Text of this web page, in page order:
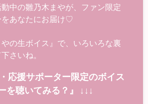
中の雛乃木まやが、ファン限定
をあなたにお届け♡
の生ボイス』で、いろいろな裏
さいね。
応援サポーター限定のボイス
を聴いてみる？』 ↓↓↓